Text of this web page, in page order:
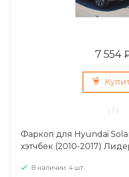
7 554
Фаркоп для Hyundai
хэтчбек (2010-2017)
В наличии: 4 шт.